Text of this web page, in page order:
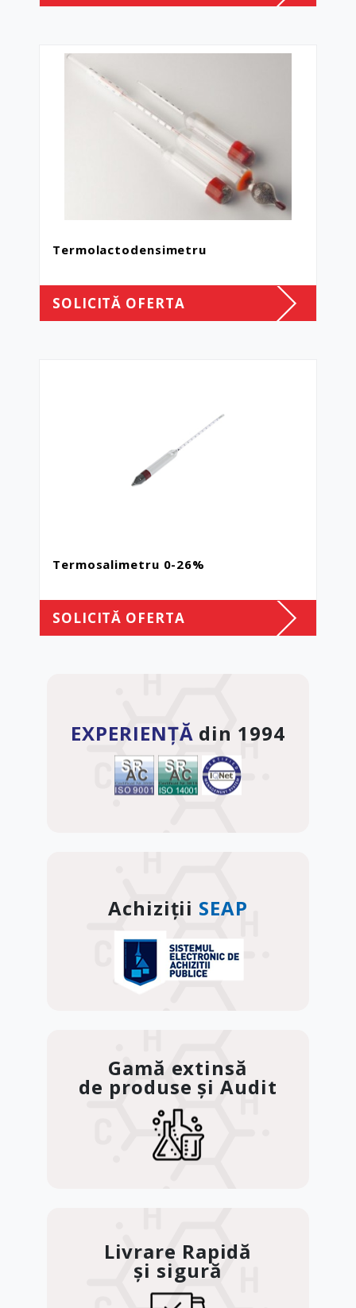
Termolactodensimetru
SOLICITĂ OFERTA
Termosalimetru 0-26%
SOLICITĂ OFERTA
EXPERIENȚĂ din 1994
Achiziții SEAP
Gamă extinsă
de produse și Audit
Livrare Rapidă
și sigură